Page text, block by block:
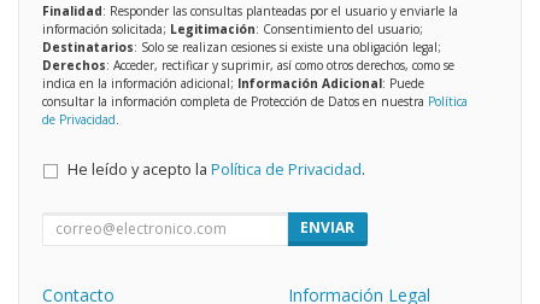
Finalidad: Responder las consultas planteadas por el usuario y enviarle la
información solicitada; Legitimación: Consentimiento del usuario;
Destinatarios: Solo se realizan cesiones si existe una obligación legal;
Derechos: Acceder, rectificar y suprimir, así como otros derechos, como se
indica en la información adicional; Información Adicional: Puede
consultar la información completa de Protección de Datos en nuestra Política
de Privacidad
He leído y acepto la Política de Privacidad.
ENVIAR
Contacto Información Legal